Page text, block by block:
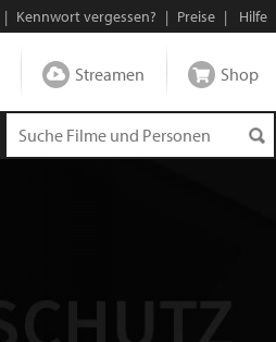
| Kennwort vergessen? | Preise | Hilfe
Streamen Shop